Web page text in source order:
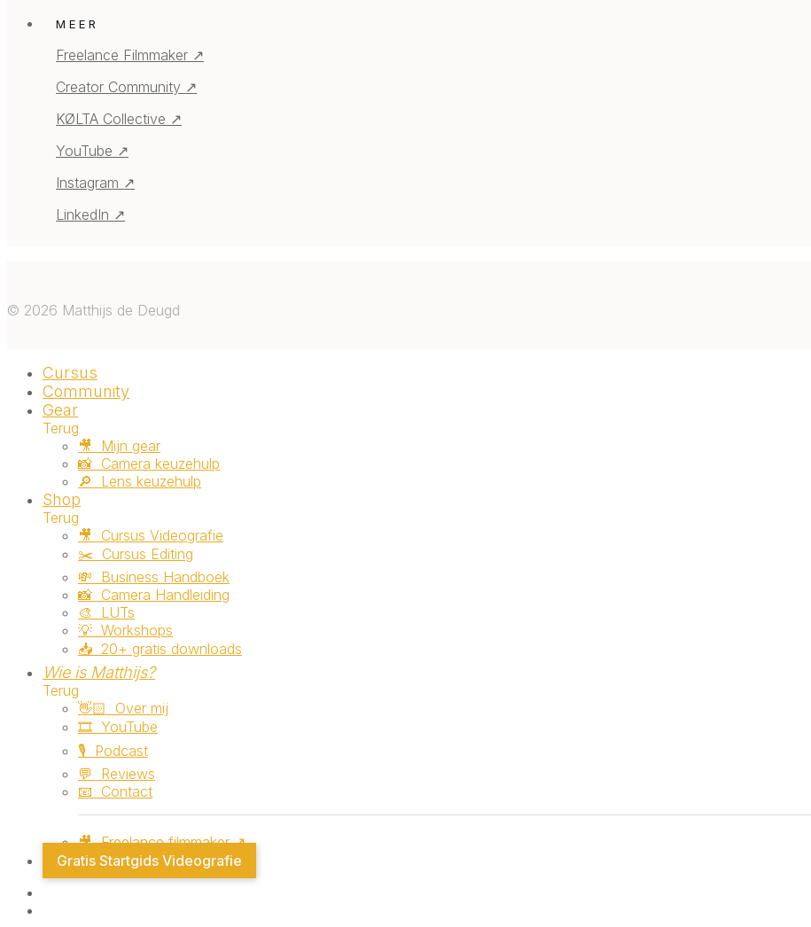
MEER
Freelance Filmmaker ↗
Creator Community ↗
KØLTA Collective ↗
YouTube ↗
Instagram ↗
LinkedIn ↗
© 2026 Matthijs de Deugd
Cursus
Community
Gear
Terug
🎥 ‎ ‎Mijn gear
📸 ‎ ‎Camera keuzehulp
🔎 ‎ ‎Lens keuzehulp
Shop
Terug
🎥 ‎ ‎Cursus Videografie
✂️ ‎ ‎Cursus Editing
💸 ‎ ‎Business Handboek
📸 ‎ ‎Camera Handleiding
🎨 ‎ ‎LUTs
💡 ‎ ‎Workshops
📥 ‎ ‎20+ gratis downloads
Wie is Matthijs?
Terug
👋🏻 ‎ ‎Over mij
🎞️ ‎ ‎YouTube
🎙️ ‎ ‎Podcast
💬 ‎ ‎Reviews
📧 ‎ ‎Contact
🎥 ‎ ‎Freelance filmmaker ↗
Gratis Startgids Videografie